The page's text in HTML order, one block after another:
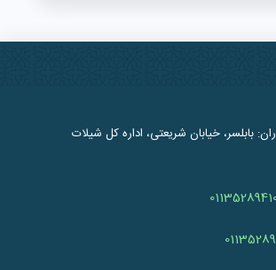
بابلسر، خیابان شریعتی، اداره کل شیلات